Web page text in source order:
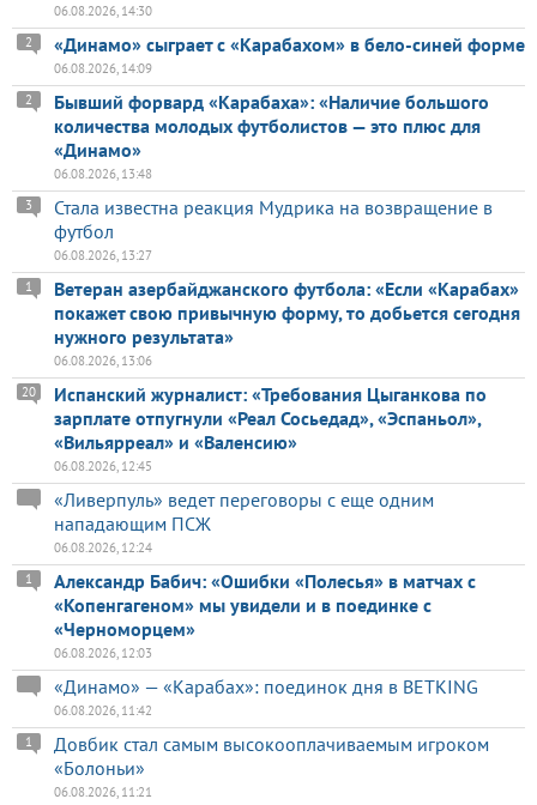
06.08.2026, 14:30
«Динамо» сыграет с «Карабахом» в бело-синей форме
2
06.08.2026, 14:09
Бывший форвард «Карабаха»: «Наличие большого
количества молодых футболистов — это плюс для
«Динамо»
2
06.08.2026, 13:48
Стала известна реакция Мудрика на возвращение в
футбол
3
06.08.2026, 13:27
Ветеран азербайджанского футбола: «Если «Карабах»
покажет свою привычную форму, то добьется сегодня
нужного результата»
1
06.08.2026, 13:06
Испанский журналист: «Требования Цыганкова по
зарплате отпугнули «Реал Сосьедад», «Эспаньол»,
«Вильярреал» и «Валенсию»
20
06.08.2026, 12:45
«Ливерпуль» ведет переговоры с еще одним
нападающим ПСЖ
06.08.2026, 12:24
Александр Бабич: «Ошибки «Полесья» в матчах с
«Копенгагеном» мы увидели и в поединке с
«Черноморцем»
1
06.08.2026, 12:03
«Динамо» — «Карабах»: поединок дня в BETKING
06.08.2026, 11:42
Довбик стал самым высокооплачиваемым игроком
«Болоньи»
1
06.08.2026, 11:21